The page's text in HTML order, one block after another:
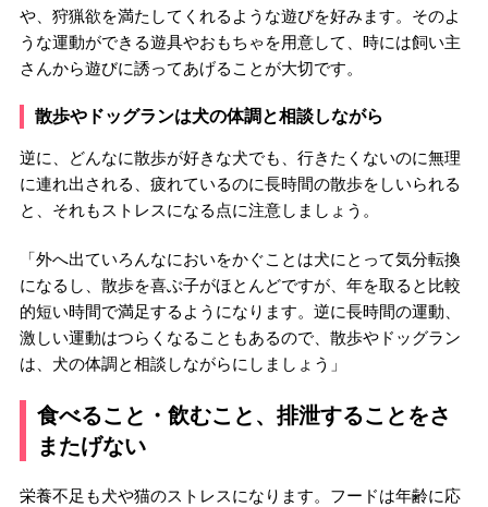
や、狩猟欲を満たしてくれるような遊びを好みます。そのよ
うな運動ができる遊具やおもちゃを用意して、時には飼い主
さんから遊びに誘ってあげることが大切です。
散歩やドッグランは犬の体調と相談しながら
逆に、どんなに散歩が好きな犬でも、行きたくないのに無理
に連れ出される、疲れているのに長時間の散歩をしいられる
と、それもストレスになる点に注意しましょう。
「外へ出ていろんなにおいをかぐことは犬にとって気分転換
になるし、散歩を喜ぶ子がほとんどですが、年を取ると比較
的短い時間で満足するようになります。逆に長時間の運動、
激しい運動はつらくなることもあるので、散歩やドッグラン
は、犬の体調と相談しながらにしましょう」
食べること・飲むこと、排泄することをさ
またげない
栄養不足も犬や猫のストレスになります。フードは年齢に応